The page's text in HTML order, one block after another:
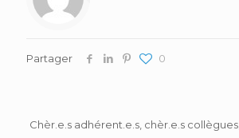
Partager 0
Chèr.e.s adhérent.e.s, chèr.e.s